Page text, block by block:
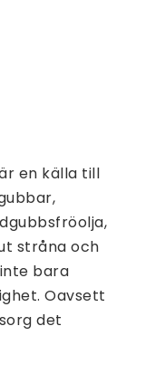
en källa till
stråna och
bara
Oavsett
det